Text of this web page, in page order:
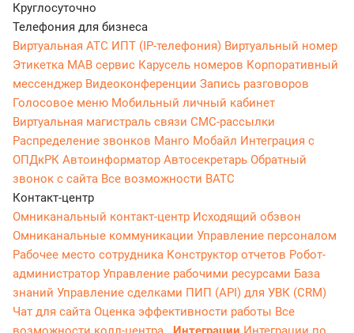
Круглосуточно
Телефония для бизнеса
Виртуальная АТС ИПТ (IP-телефония) Виртуальный номер
Этикетка МАВ сервис Карусель номеров Корпоративный
мессенджер Видеоконференции Запись разговоров
Голосовое меню Мобильный личный кабинет
Виртуальная магистраль связи СМС-рассылки
Распределение звонков Манго Мобайл Интеграция с
ОПДкРК Автоинформатор Автосекретарь Обратный
звонок с сайта Все возможности ВАТС
Контакт-центр
Омниканальный контакт-центр Исходящий обзвон
Омниканальные коммуникации Управление персоналом
Рабочее место сотрудника Конструктор отчетов Робот-
администратор Управление рабочими ресурсами База
знаний Управление сделками ПИП (API) для УВК (CRM)
Чат для сайта Оценка эффективности работы Все